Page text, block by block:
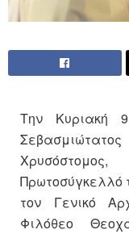
Tην Κυριακή
Πρωτοσύγκελλό
τον Γενικό
Φιλόθεο